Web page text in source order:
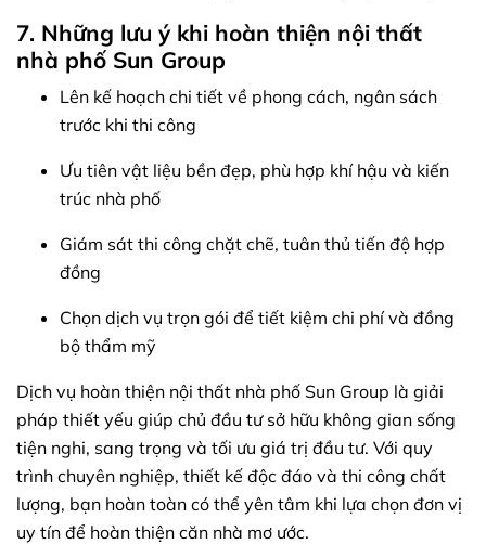
7. Những lưu ý khi hoàn thiện nội thất
nhà phố Sun Group
Lên kế hoạch chi tiết về phong cách, ngân sách
trước khi thi công
Ưu tiên vật liệu bền đẹp, phù hợp khí hậu và kiến
trúc nhà phố
Giám sát thi công chặt chẽ, tuân thủ tiến độ hợp
đồng
Chọn dịch vụ trọn gói để tiết kiệm chi phí và đồng
bộ thẩm mỹ
Dịch vụ hoàn thiện nội thất nhà phố Sun Group là giải
pháp thiết yếu giúp chủ đầu tư sở hữu không gian sống
tiện nghi, sang trọng và tối ưu giá trị đầu tư. Với quy
trình chuyên nghiệp, thiết kế độc đáo và thi công chất
lượng, bạn hoàn toàn có thể yên tâm khi lựa chọn đơn vị
uy tín để hoàn thiện căn nhà mơ ước.